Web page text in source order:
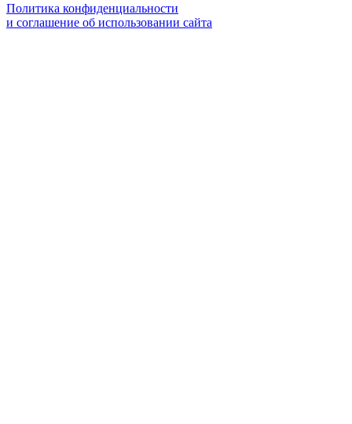
Политика конфиденциальности
и соглашение об использовании сайта